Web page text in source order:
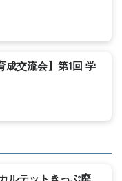
成交流会】第1回 学